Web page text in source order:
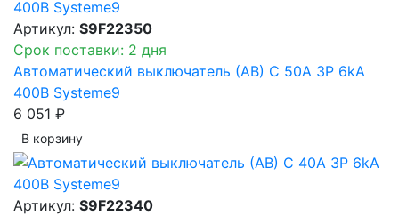
Артикул: S9F22350
Срок поставки: 2 дня
Автоматический выключатель (АВ) C 50A 3P 6kA
400В Systeme9
6 051 ₽
В корзинy
Артикул: S9F22340